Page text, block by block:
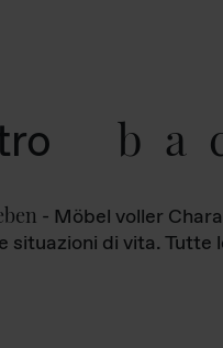
- Möbel voller
situazioni di vita.